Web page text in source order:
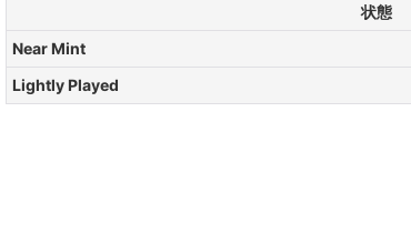
状態
Near Mint
Lightly Played